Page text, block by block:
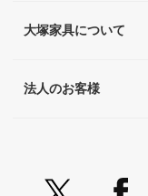
大塚家具について
法人のお客様